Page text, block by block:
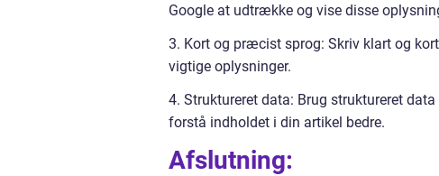
Google at udtrække og vise disse
3. Kort og præcist sprog: Skriv klart og
vigtige oplysninger.
4. Struktureret data: Brug struktureret
forstå indholdet i din artikel bedre.
Afslutning: